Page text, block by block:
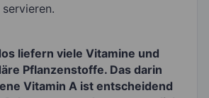
liefern viele Vitamine und
Pflanzenstoffe. Das darin
Vitamin A ist entscheidend